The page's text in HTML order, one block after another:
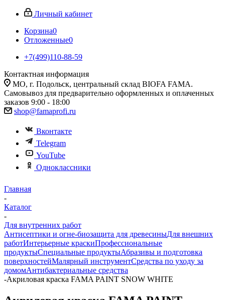
Личный кабинет
Корзина0
Отложенные0
+7(499)110-88-59
Контактная информация
МО, г. Подольск, центральный склад BIOFA FAMA.
Самовывоз для предварительно оформленных и оплаченных
заказов 9:00 - 18:00
shop@famaprofi.ru
Вконтакте
Telegram
YouTube
Одноклассники
Главная
-
Каталог
-
Для внутренних работ
Антисептики и огне-биозащита для древесиныДля внешних
работИнтерьерные краскиПрофессиональные
продуктыСпециальные продуктыАбразивы и подготовка
поверхностейМалярный инструментСредства по уходу за
домомАнтибактериальные средства
-Акриловая краска FAMA PAINT SNOW WHITE